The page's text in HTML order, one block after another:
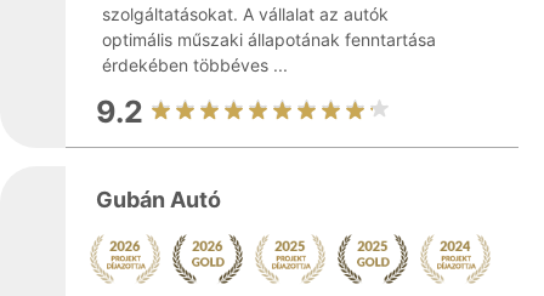
szolgáltatásokat. A vállalat az autók
optimális műszaki állapotának fenntartása
érdekében többéves ...
9.2
Gubán Autó